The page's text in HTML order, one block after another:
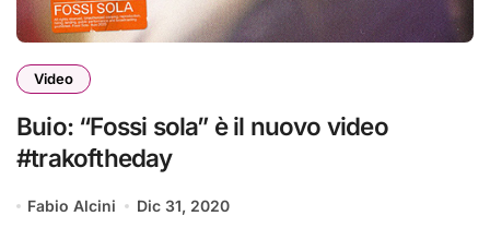
Video
Buio: “Fossi sola” è il nuovo video
#trakoftheday
Fabio Alcini Dic 31, 2020